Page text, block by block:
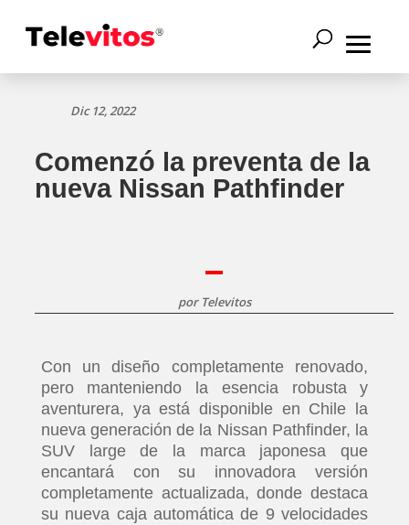
Dic 12, 2022
Comenzó la preventa de la
nueva Nissan Pathfinder
por Televitos
Con un diseño completamente renovado,
pero manteniendo la esencia robusta y
aventurera, ya está disponible en Chile la
nueva generación de la Nissan Pathfinder, la
SUV large de la marca japonesa que
encantará con su innovadora versión
completamente actualizada, donde destaca
su nueva caja automática de 9 velocidades